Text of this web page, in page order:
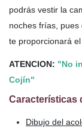
podrás vestir la
noches frías,
te proporcionará
ATENCION: "No
Cojín"
Características
Dibujo del